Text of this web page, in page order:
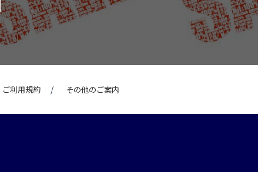
ご利用規約 その他のご案内